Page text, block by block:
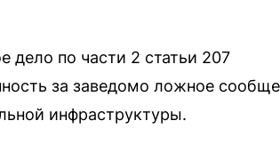
по части 2 статьи 207
за заведомо ложное
инфраструктуры.